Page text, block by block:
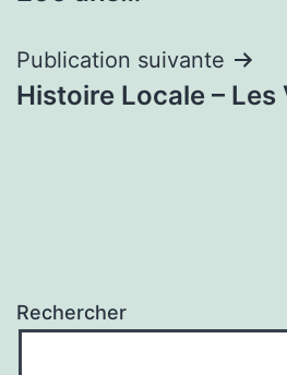
Publication suivante
Histoire Locale – Les
Rechercher